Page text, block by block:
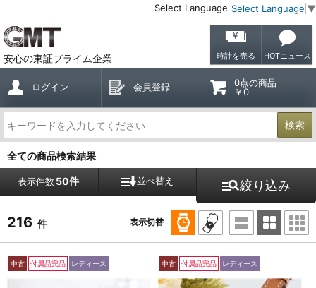
Select Language Select Language ▼
安心の東証プライム企業 時計を売る HOTニュース
ログイン 会員登録
0点の商品
￥0
検索
全ての商品検索結果
表示件数50件 並べ替え 絞り込み
216 件 表示切替
中古 付属品完品 レディース 中古 付属品完品 レディース